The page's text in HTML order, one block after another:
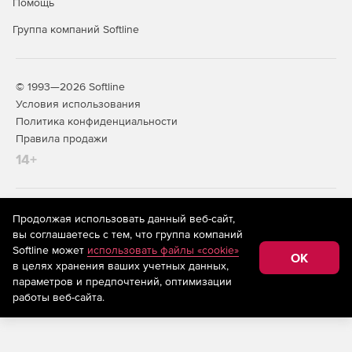
Централизованное управление
через единую административную консоль.
Гибкая настройка правил доступа и политик
безопасности для разных групп пользователей.
Совместимость и интеграция
Интеграция с операционными системами и
приложениями корпоративной сети.
Масштабируемость и
производительность
Группа компаний Softline
© 1993—2026 Softline
Условия использования
Политика конфиденциальности
Правила продажи
14+
На информационном ресурсе store.softline.ru применяются
рекомендательные технологии
(информационные технологии
предоставления информации на основе сбора,
систематизации и анализа сведений, относящихся к
предпочтениям пользователей сети «Интернет»,
находящихся на территории Российской Федерации)
Продолжая использовать данный веб-сайт,
вы соглашаетесь с тем, что группа компаний
Softline может использовать файлы «cookie»
в целях хранения ваших учетных данных,
параметров и предпочтений, оптимизации
работы веб-сайта.
OK